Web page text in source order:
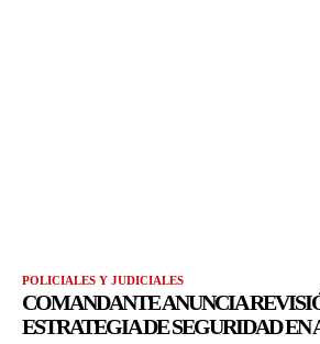
POLICIALES Y JUDICIALES
COMANDANTE ANUNCIA
ESTRATEGIA DE SEGURIDAD EN